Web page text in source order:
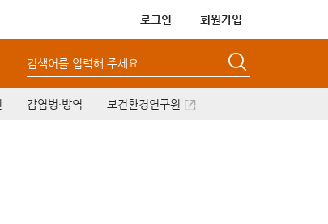
로그인 회원가입
검색어를 입력해 주세요
감염병·방역 보건환경연구원